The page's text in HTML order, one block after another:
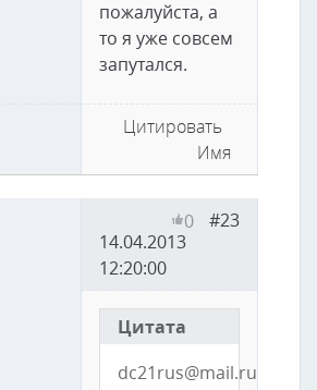
пожалуйста, а
то я уже совсем
запутался.
Цитировать
Имя
#23
0
14.04.2013
12:20:00
Цитата
dc21rus@mail.ru